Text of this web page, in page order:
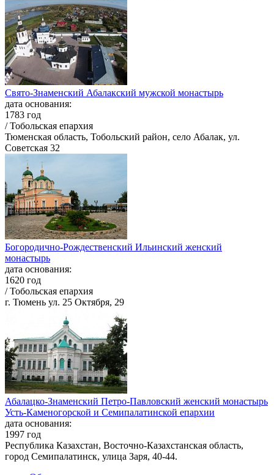
Свято-Знаменский Абалакский мужской монастырь
дата основания:
1783 год
/ Тобольская епархия
Тюменская область, Тобольский район, село Абалак, ул.
Советская 32
Богородично-Рождественский Ильинский женский
монастырь
дата основания:
1620 год
/ Тобольская епархия
г. Тюмень ул. 25 Октября, 29
Абалацко-Знаменский Петро-Павловский женский монастырь
Усть-Каменогорской и Семипалатинской епархии
дата основания:
1997 год
Республика Казахстан, Восточно-Казахстанская область,
город Семипалатинск, улица Заря, 40-44.